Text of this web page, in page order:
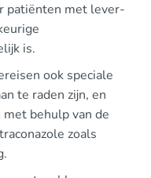
patiënten met lever-
is.
ook speciale
te raden zijn, en
behulp van de
zoals